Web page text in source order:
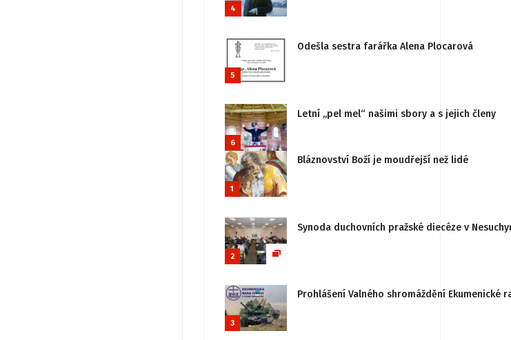
4
5
Odešla sestra farářka Alena Plocarová
6
Letní „pel mel“ našimi sbory a s jejich členy
1
Bláznovství Boží je moudřejší než lidé
2
Synoda duchovních pražské diecéze v
3
Prohlášení Valného shromáždění